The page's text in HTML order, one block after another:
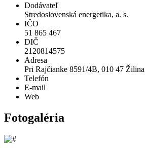
Dodávateľ
Stredoslovenská energetika, a. s.
IČO
51 865 467
DIČ
2120814575
Adresa
Pri Rajčianke 8591/4B, 010 47 Žilina
Telefón
E-mail
Web
Fotogaléria